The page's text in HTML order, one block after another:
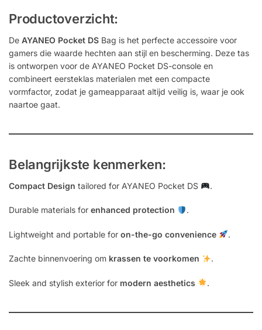
Productoverzicht:
De AYANEO Pocket DS Bag is het perfecte accessoire voor
gamers die waarde hechten aan stijl en bescherming. Deze tas
is ontworpen voor de AYANEO Pocket DS-console en
combineert eersteklas materialen met een compacte
vormfactor, zodat je gameapparaat altijd veilig is, waar je ook
naartoe gaat.
Belangrijkste kenmerken:
Compact Design tailored for AYANEO Pocket DS .
Durable materials for enhanced protection .
Lightweight and portable for on-the-go convenience .
Zachte binnenvoering om krassen te voorkomen .
Sleek and stylish exterior for modern aesthetics .